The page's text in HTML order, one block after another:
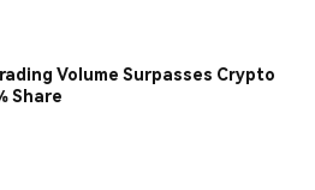
Volume Surpasses Crypto
Share